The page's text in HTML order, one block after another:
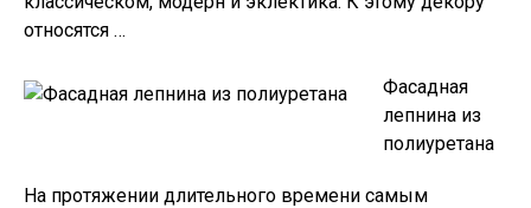
относятся …
Фасадная
лепнина из
полиуретана
На протяжении длительного времени самым